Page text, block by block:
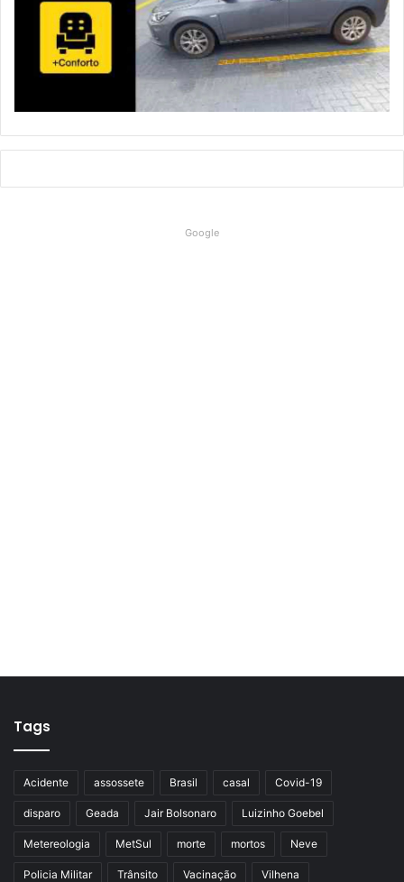
Google
Tags
Acidente assossete Brasil casal Covid-19
disparo Geada Jair Bolsonaro Luizinho Goebel
Metereologia MetSul morte mortos Neve
Policia Militar Trânsito Vacinação Vilhena